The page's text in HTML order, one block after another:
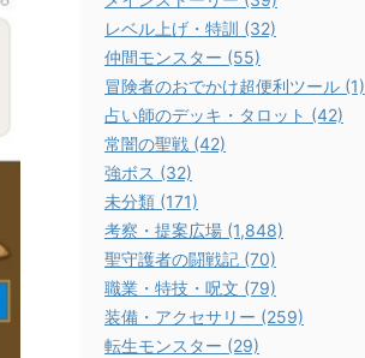
レベル上げ・特訓 (32)
仲間モンスター (55)
冒険者のおでかけ超便利ツール (1)
占い師のデッキ・タロット (42)
常闇の聖戦 (42)
強ボス (32)
未分類 (171)
考察・提案広場 (1,848)
聖守護者の闘戦記 (70)
職業・特技・呪文 (79)
装備・アクセサリー (259)
転生モンスター (29)